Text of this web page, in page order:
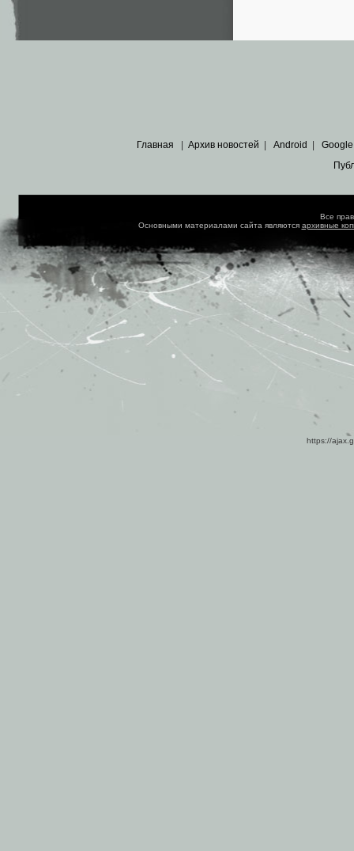
Главная Архив новостей Android Google
Все
Основными материалами сайта являются архивные
https://